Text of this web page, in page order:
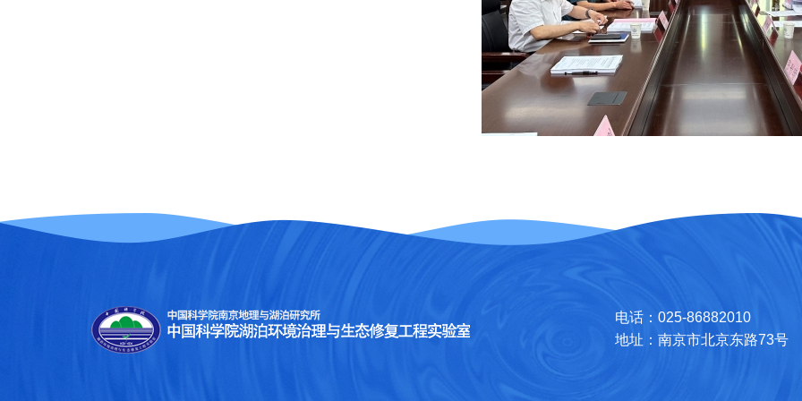
电话：025-86882010
地址：南京市北京东路73号